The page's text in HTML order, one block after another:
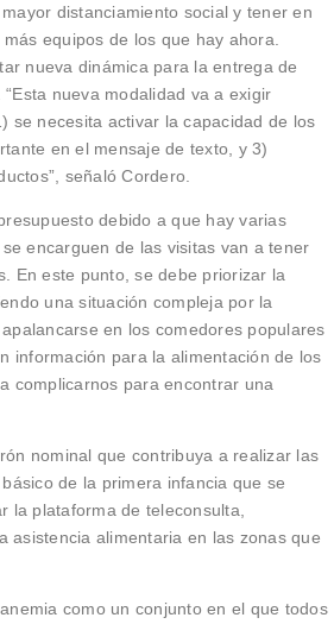
distanciamiento social y tener en
equipos de los que hay ahora.
nueva dinámica para la entrega de
nueva modalidad va a exigir
se necesita activar la capacidad de los
en el mensaje de texto, y 3)
señaló Cordero.
debido a que hay varias
encarguen de las visitas van a tener
En este punto, se debe priorizar la
una situación compleja por la
en los comedores populares
información para la alimentación de los
complicarnos para encontrar una
nominal que contribuya a realizar las
de la primera infancia que se
la plataforma de teleconsulta,
asistencia alimentaria en las zonas que
como un conjunto en el que todos